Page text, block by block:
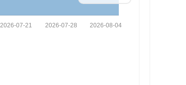
2026-08-04
2026-07-28
2026-07-21